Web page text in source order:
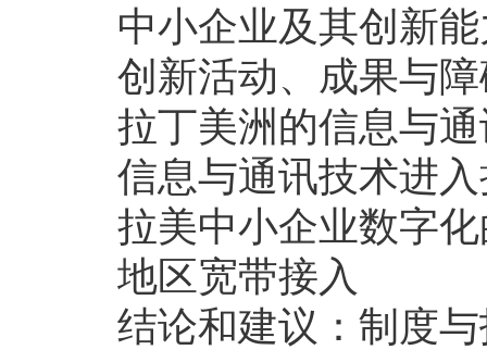
中小企业及其创新
创新活动、成果与
拉丁美洲的信息与
信息与通讯技术进
拉美中小企业数字
地区宽带接入
结论和建议：制度